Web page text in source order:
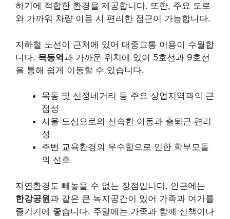
하기에 적합한 환경을 제공합니다. 또한, 주요 도로
와 가까워 차량 이용 시 편리한 접근이 가능합니다.
지하철 노선이 근처에 있어 대중교통 이용이 수월합
니다. 목동역과 가까운 위치에 있어 5호선과 9호선
을 통해 쉽게 이동할 수 있습니다.
목동 및 신정네거리 등 주요 상업지역과의 근
접성
서울 도심으로의 신속한 이동과 출퇴근 편리
성
주변 교육환경의 우수함으로 인한 학부모들
의 선호
자연환경도 빼놓을 수 없는 장점입니다. 인근에는
한강공원과 같은 큰 녹지공간이 있어 가족과 여가를
즐기기에 좋습니다. 주말에는 가족과 함께 산책이나